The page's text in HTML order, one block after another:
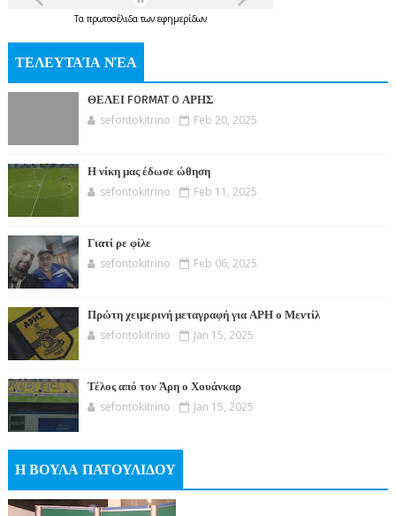
Τα πρωτοσέλιδατων εφημερίδων
ΤΕΛΕΥΤΑΊΑ ΝΈΑ
ΘΕΛΕΙ FORMAT O ΑΡΗΣ
sefontokitrino Feb 20, 2025
Η νίκη μας έδωσε ώθηση
sefontokitrino Feb 11, 2025
Γιατί ρε φίλε
sefontokitrino Feb 06, 2025
Πρώτη χειμερινή μεταγραφή για ΑΡΗ ο Μεντίλ
sefontokitrino Jan 15, 2025
Τέλος από τον Άρη ο Χουάνκαρ
sefontokitrino Jan 15, 2025
Η ΒΟΥΛΑ ΠΑΤΟΥΛΙΔΟΥ